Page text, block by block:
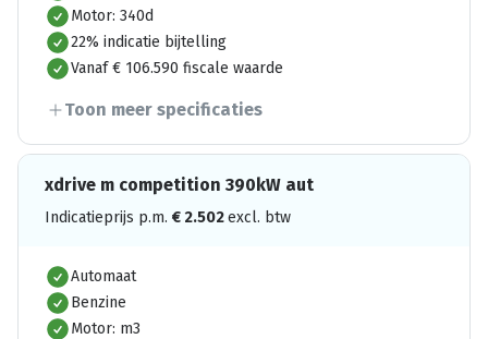
Motor: 340d
22% indicatie bijtelling
Vanaf € 106.590 fiscale waarde
Toon meer specificaties
xdrive m competition 390kW aut
Indicatieprijs p.m. € 2.502excl. btw
Automaat
Benzine
Motor: m3